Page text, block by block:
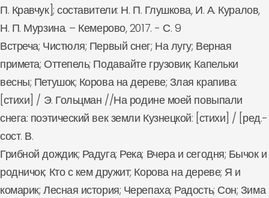
П. Кравчук]; составители: Н. П. Глушкова, И. А. Куралов,
Н. П. Мурзина. – Кемерово, 2017. - С. 9
Встреча; Чистюля; Первый снег; На лугу; Верная
примета; Оттепель; Подавайте грузовик; Капельки
весны; Петушок; Корова на дереве; Злая крапива:
[стихи] / Э. Гольцман //На родине моей повыпали
снега: поэтический век земли Кузнецкой: [стихи] / [ред.-
сост. В.
Грибной дождик; Радуга; Река; Вчера и сегодня; Бычок и
родничок; Кто с кем дружит; Корова на дереве; Я и
комарик; Лесная история; Черепаха; Радость; Сон; Зима